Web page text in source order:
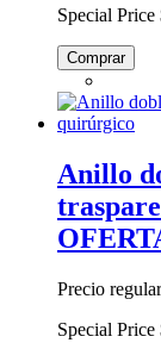
Special Price
Comprar
Anillo
Precio
Special Price